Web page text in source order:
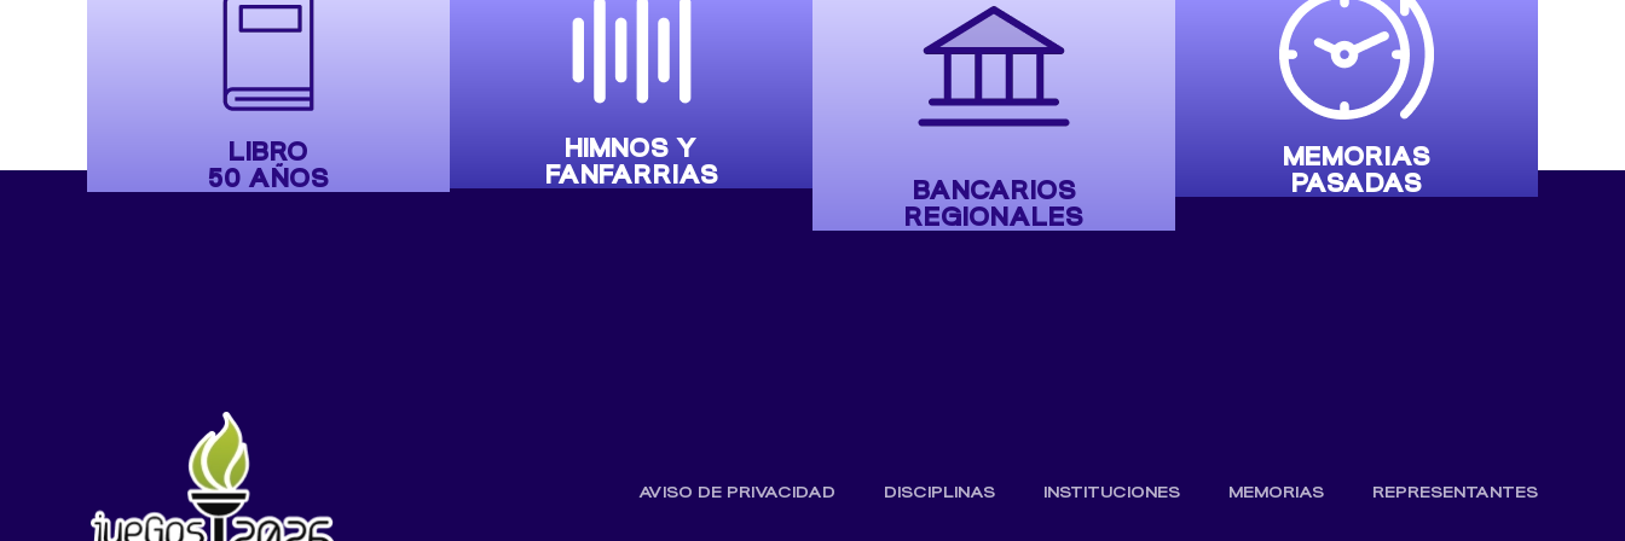
LIBRO
50 AÑOS
HIMNOS Y
FANFARRIAS
BANCARIOS
REGIONALES
MEMORIAS
PASADAS
AVISO DE PRIVACIDAD DISCIPLINAS INSTITUCIONES MEMORIAS REPRESENTANTES